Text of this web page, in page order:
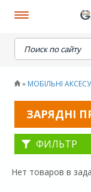
When
» МОБІЛЬНІ
ЗАРЯДНІ
ФИЛЬТР
Нет товаров в